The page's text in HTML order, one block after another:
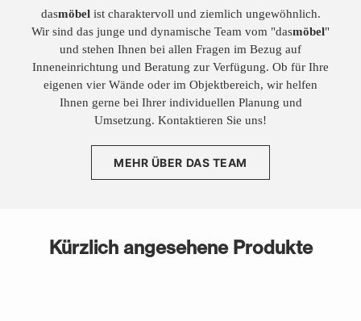
dasmöbelist charaktervoll und ziemlich ungewöhnlich.
Wir sind das junge und dynamische Team vom "dasmöbel"
und stehen Ihnen bei allen Fragen im Bezug auf
Inneneinrichtung und Beratung zur Verfügung. Ob für Ihre
eigenen vier Wände oder im Objektbereich, wir helfen
Ihnen gerne bei Ihrer individuellen Planung und
Umsetzung. Kontaktieren Sie uns!
MEHR ÜBER DAS TEAM
Kürzlich angesehene Produkte